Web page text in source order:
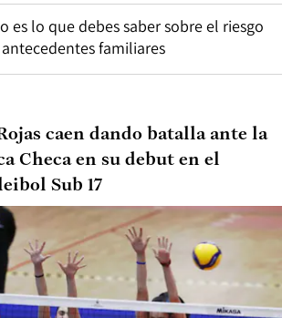
es lo que debes saber sobre el riesgo
familiares
caen dando batalla ante la
Checa en su debut en el
Sub 17